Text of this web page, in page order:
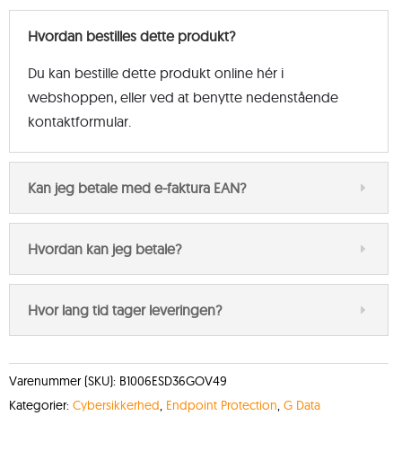
Hvordan bestilles dette produkt?
Du kan bestille dette produkt online hér i
webshoppen, eller ved at benytte nedenstående
kontaktformular.
Kan jeg betale med e-faktura EAN?
Hvordan kan jeg betale?
Hvor lang tid tager leveringen?
Varenummer (SKU): B1006ESD36GOV49
Kategorier: Cybersikkerhed, Endpoint Protection, G Data